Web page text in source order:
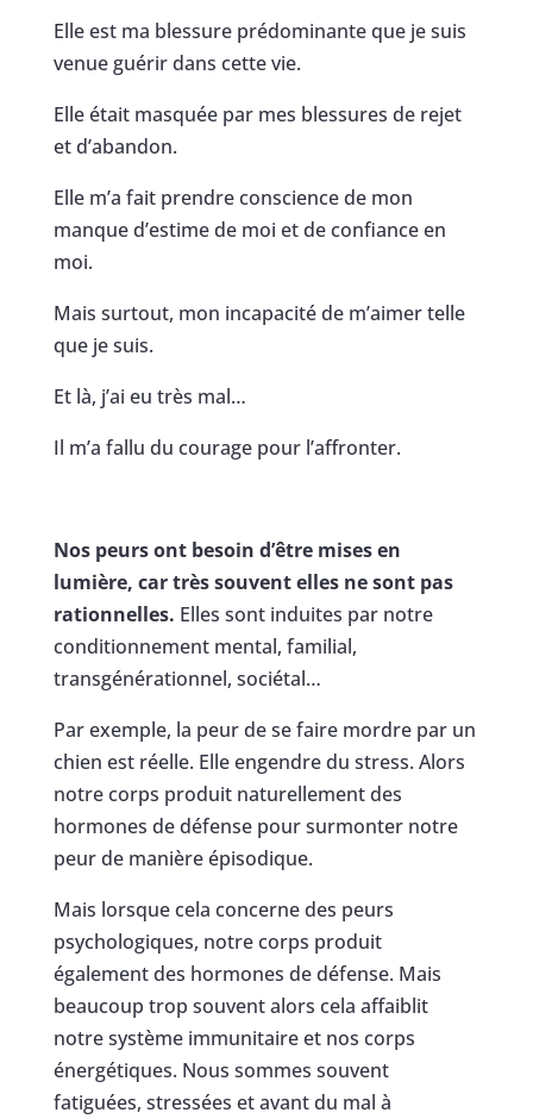
Elle est ma blessure prédominante que je suis
venue guérir dans cette vie.
Elle était masquée par mes blessures de rejet
et d’abandon.
Elle m’a fait prendre conscience de mon
manque d’estime de moi et de confiance en
moi.
Mais surtout, mon incapacité de m’aimer telle
que je suis.
Et là, j’ai eu très mal…
Il m’a fallu du courage pour l’affronter.
Nos peurs ont besoin d’être mises en
lumière, car très souvent elles ne sont pas
rationnelles. Elles sont induites par notre
conditionnement mental, familial,
transgénérationnel, sociétal…
Par exemple, la peur de se faire mordre par un
chien est réelle. Elle engendre du stress. Alors
notre corps produit naturellement des
hormones de défense pour surmonter notre
peur de manière épisodique.
Mais lorsque cela concerne des peurs
psychologiques, notre corps produit
également des hormones de défense. Mais
beaucoup trop souvent alors cela affaiblit
notre système immunitaire et nos corps
énergétiques. Nous sommes souvent
fatiguées, stressées et avant du mal à